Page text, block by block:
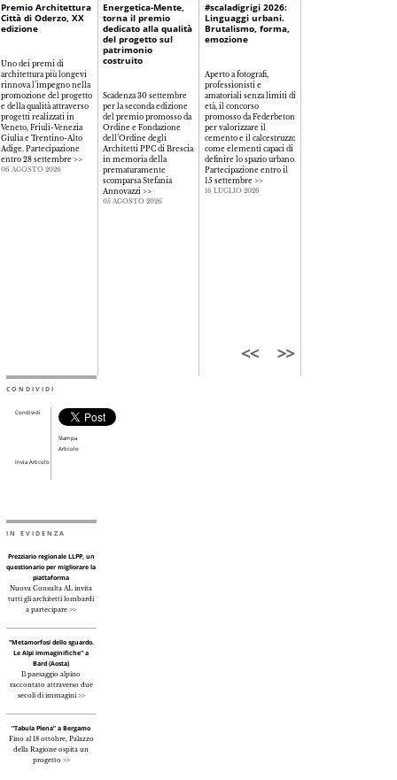
Premio Architettura
Città di Oderzo, XX
edizione
Uno dei premi di
architettura più longevi
rinnova l’impegno nella
promozione del progetto
e della qualità attraverso
progetti realizzati in
Veneto, Friuli-Venezia
Giulia e Trentino-Alto
Adige. Partecipazione
entro 28 settembre >>
06 AGOSTO 2026
Energetica-Mente,
torna il premio
dedicato alla qualità
del progetto sul
patrimonio
costruito
Scadenza 30 settembre
per la seconda edizione
del premio promosso da
Ordine e Fondazione
dell’Ordine degli
Architetti PPC di Brescia
in memoria della
prematuramente
scomparsa Stefania
Annovazzi>>
05 AGOSTO 2026
#scaladigrigi 2026:
Linguaggi urbani.
Brutalismo, forma,
emozione
Aperto a fotografi,
professionisti e
amatoriali senza limiti di
età, il concorso
promosso da Federbeton
per valorizzare il
cemento e il calcestruzzo
come elementi capaci di
definire lo spazio urbano.
Partecipazione entro il
15 settembre>>
16 LUGLIO 2026
CONDIVIDI
Condividi
Stampa
Articolo
Invia Articolo
IN EVIDENZA
Prezziario regionale LLPP, un
questionario per migliorare la
piattaforma
Nuova Consulta AL invita
tutti gli architetti lombardi
a partecipare >>
"Metamorfosi dello sguardo.
Le Alpi immaginifiche" a
Bard (Aosta)
Il paesaggio alpino
raccontato attraverso due
secoli di immagini >>
“Tabula Plena” a Bergamo
Fino al 18 ottobre, Palazzo
della Ragione ospita un
progetto >>